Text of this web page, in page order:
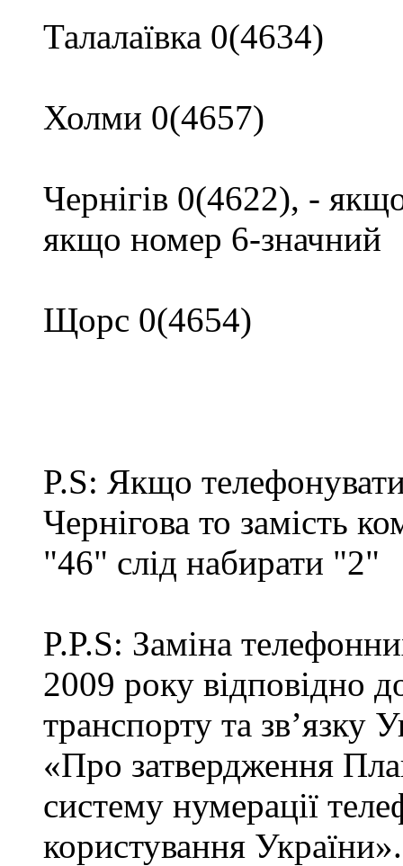
Талалаївка 0(4634)
Холми 0(4657)
Чернігів 0(4622), -
якщо номер 6-значний
Щорс 0(4654)
P.S: Якщо
Чернігова то замість
"46" слід набирати "2"
P.P.S: Заміна
2009 року відповідно
транспорту та зв’язку
«Про затвердження
систему нумерації
користування України».